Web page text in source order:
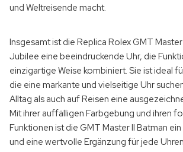
und Weltreisende macht.
Insgesamt ist die Replica Rolex GMT
Jubilee eine beeindruckende Uhr, die
einzigartige Weise kombiniert. Sie ist ideal
die eine markante und vielseitige Uhr
Alltag als auch auf Reisen eine
Mit ihrer auffälligen Farbgebung und ihren
Funktionen ist die GMT MasterII Batman
und eine wertvolle Ergänzung für jede